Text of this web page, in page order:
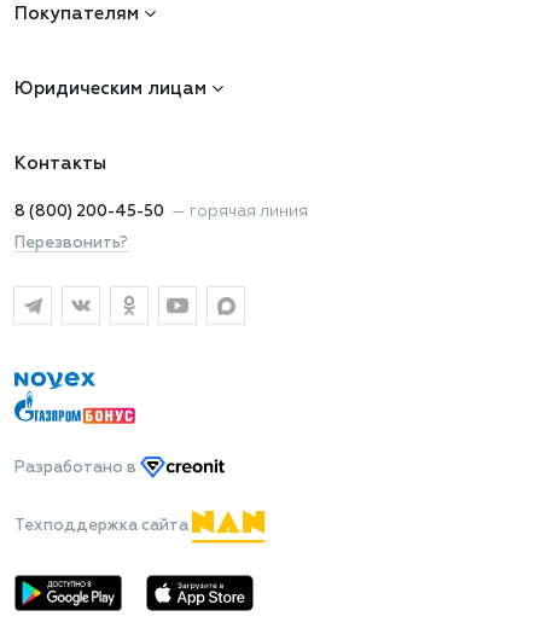
Покупателям
Юридическим лицам
Контакты
8 (800) 200-45-50 — горячая линия
Перезвонить?
Разработано в
Техподдержка сайта